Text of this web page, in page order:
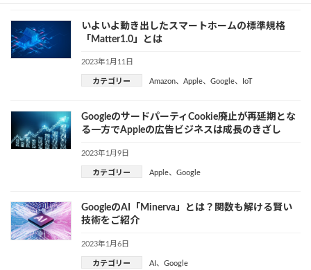
いよいよ動き出したスマートホームの標準規格
「Matter1.0」とは
2023年1月11日
カテゴリー Amazon、 Apple、 Google、 IoT
GoogleのサードパーティCookie廃止が再延期とな
る一方でAppleの広告ビジネスは成長のきざし
2023年1月9日
カテゴリー Apple、 Google
GoogleのAI「Minerva」とは？関数も解ける賢い
技術をご紹介
2023年1月6日
カテゴリー AI 、 Google